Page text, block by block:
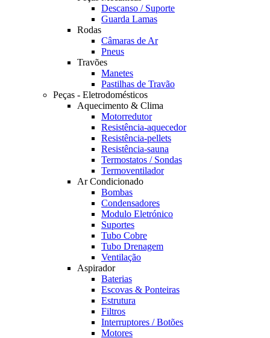
Descanso / Suporte
Guarda Lamas
Rodas
Câmaras de Ar
Pneus
Travões
Manetes
Pastilhas de Travão
Peças - Eletrodomésticos
Aquecimento & Clima
Motorredutor
Resistência-aquecedor
Resistência-pellets
Resistência-sauna
Termostatos / Sondas
Termoventilador
Ar Condicionado
Bombas
Condensadores
Modulo Eletrónico
Suportes
Tubo Cobre
Tubo Drenagem
Ventilação
Aspirador
Baterias
Escovas & Ponteiras
Estrutura
Filtros
Interruptores / Botões
Motores